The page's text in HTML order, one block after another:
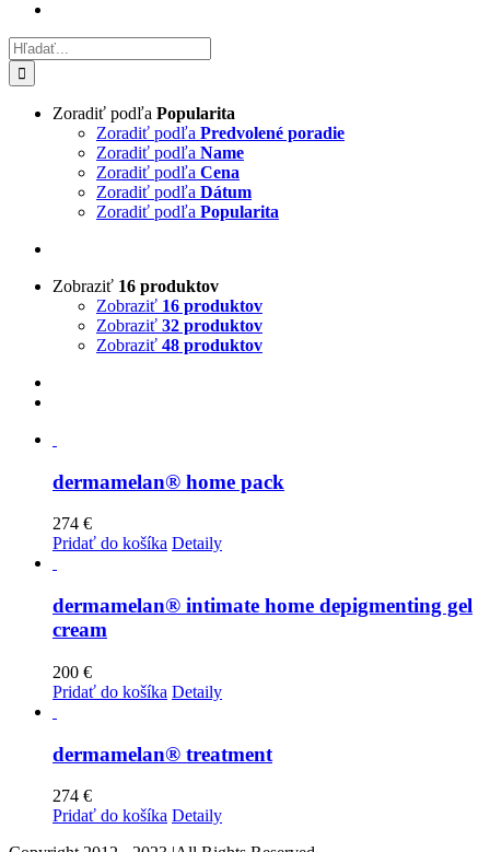
Hľadať:
Zoradiť podľa Popularita
Zoradiť podľa Predvolené poradie
Zoradiť podľa Name
Zoradiť podľa Cena
Zoradiť podľa Dátum
Zoradiť podľa Popularita
Zobraziť 16 produktov
Zobraziť 16 produktov
Zobraziť 32 produktov
Zobraziť 48 produktov
dermamelan® home pack
274 €
Pridať do košíka Detaily
dermamelan® intimate home depigmenting gel
cream
200 €
Pridať do košíka Detaily
dermamelan® treatment
274 €
Pridať do košíka Detaily